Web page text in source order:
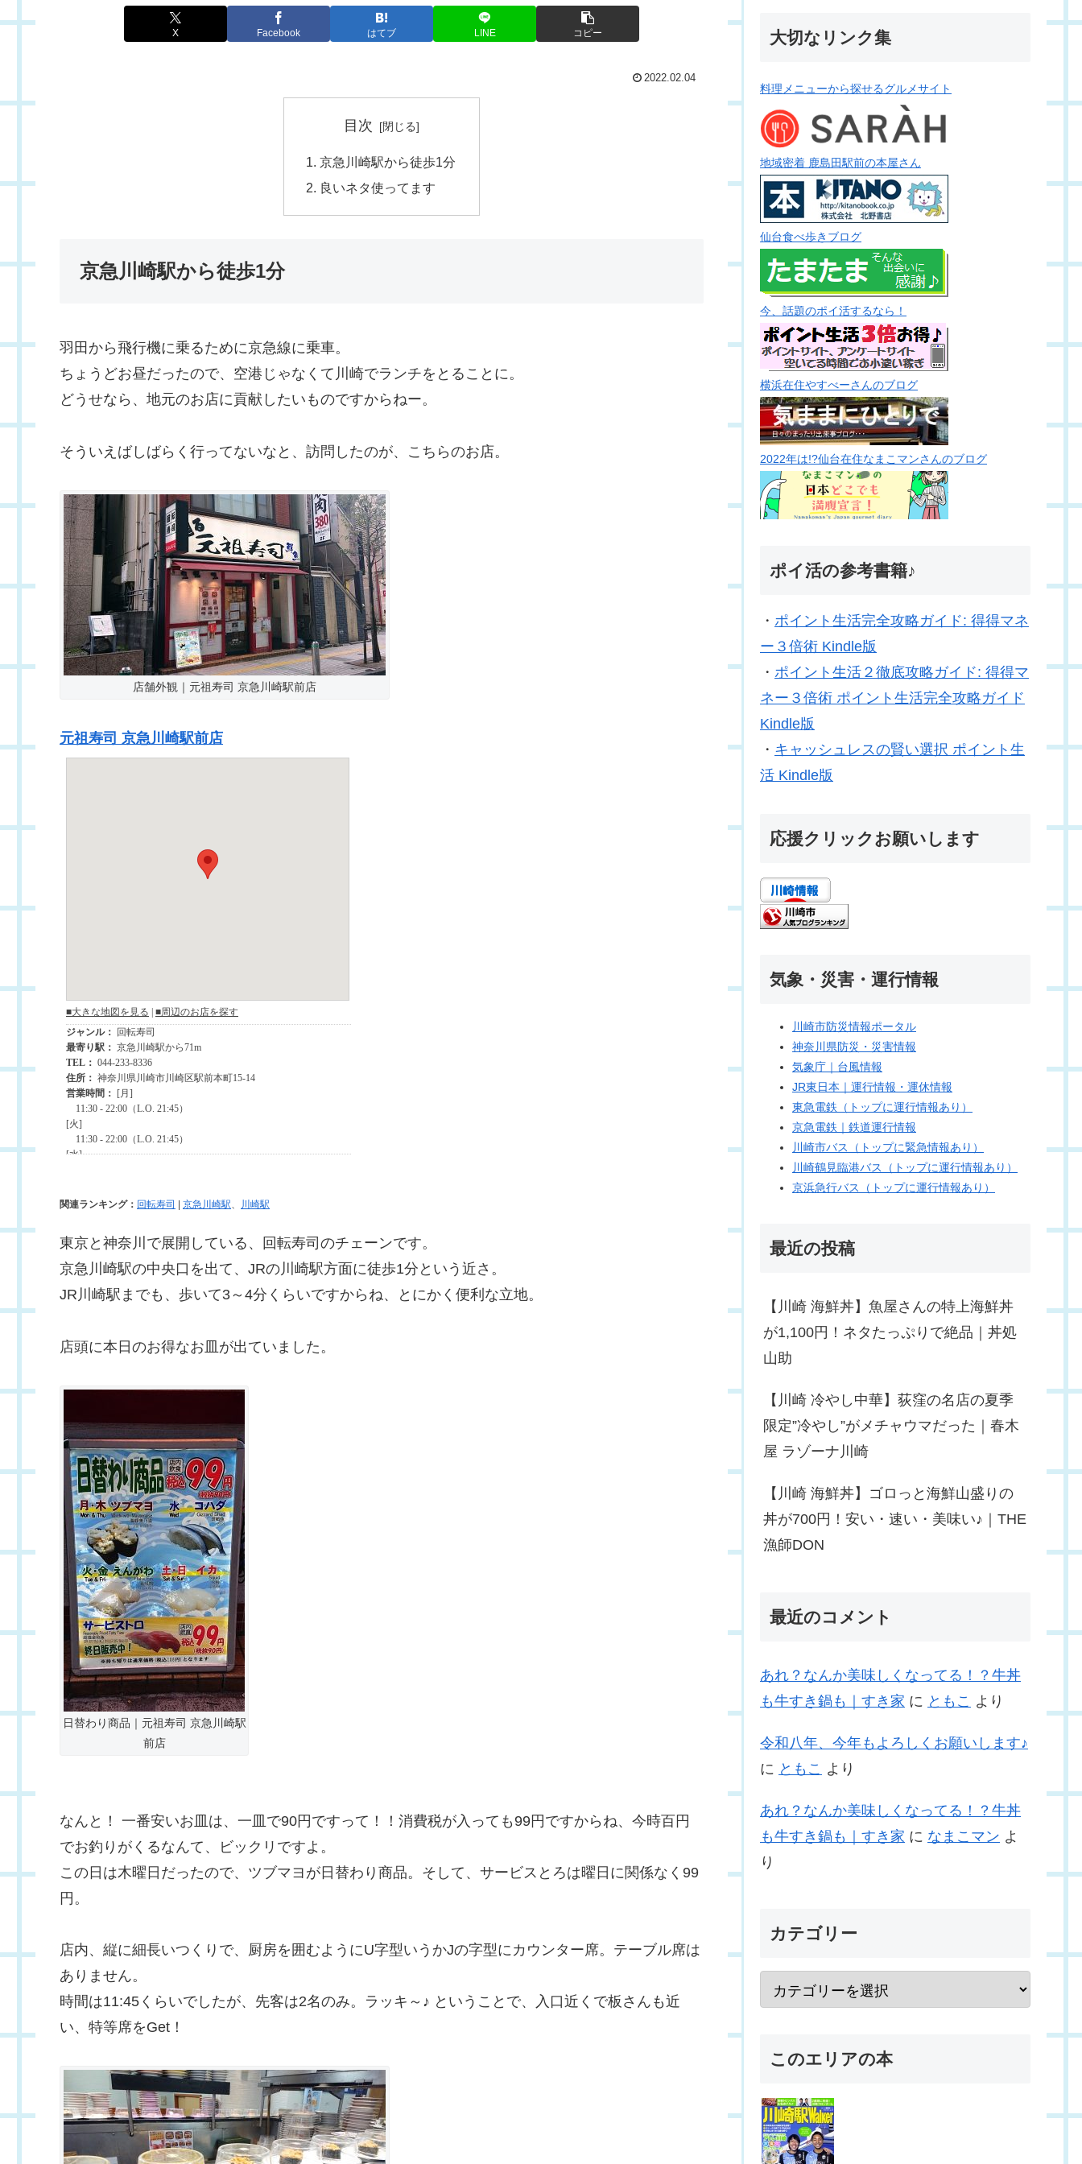
X Facebook はてブ LINE コピー
2022.02.04
目次
京急川崎駅から徒歩1分
良いネタ使ってます
京急川崎駅から徒歩1分
羽田から飛行機に乗るために京急線に乗車。
ちょうどお昼だったので、空港じゃなくて川崎でランチをとることに。
どうせなら、地元のお店に貢献したいものですからねー。
そういえばしばらく行ってないなと、訪問したのが、こちらのお店。
店舗外観｜元祖寿司 京急川崎駅前店
元祖寿司 京急川崎駅前店
関連ランキング： 回転寿司 | 京急川崎駅 川崎駅
東京と神奈川で展開している、回転寿司のチェーンです。
京急川崎駅の中央口を出て、JRの川崎駅方面に徒歩1分という近さ。
JR川崎駅までも、歩いて3～4分くらいですからね、とにかく便利な立地。
店頭に本日のお得なお皿が出ていました。
日替わり商品｜元祖寿司 京急川崎駅
前店
なんと！ 一番安いお皿は、一皿で90円ですって！！消費税が入っても99円ですからね、今時百円
でお釣りがくるなんて、ビックリですよ。
この日は木曜日だったので、ツブマヨが日替わり商品。そして、サービスとろは曜日に関係なく99
円。
店内、縦に細長いつくりで、厨房を囲むようにU字型いうかJの字型にカウンター席。テーブル席は
ありません。
時間は11:45くらいでしたが、先客は2名のみ。ラッキ～♪ ということで、入口近くで板さんも近
い、特等席をGet！
大切なリンク集
料理メニューから探せるグルメサイト
地域密着 鹿島田駅前の本屋さん
仙台食べ歩きブログ
今、話題のポイ活するなら！
横浜在住やすべーさんのブログ
2022年は!?仙台在住なまこマンさんのブログ
ポイ活の参考書籍♪
・ ポイント生活完全攻略ガイド: 得得マネ
ー３倍術 Kindle版
・ ポイント生活２徹底攻略ガイド: 得得マ
ネー３倍術 ポイント生活完全攻略ガイド
Kindle版
・ キャッシュレスの賢い選択 ポイント生
活 Kindle版
応援クリックお願いします
気象・災害・運行情報
川崎市防災情報ポータル
神奈川県防災・災害情報
気象庁｜台風情報
JR東日本｜運行情報・運休情報
東急電鉄（トップに運行情報あり）
京急電鉄｜鉄道運行情報
川崎市バス（トップに緊急情報あり）
川崎鶴見臨港バス（トップに運行情報あり）
京浜急行バス（トップに運行情報あり）
最近の投稿
【川崎 海鮮丼】魚屋さんの特上海鮮丼
が1,100円！ネタたっぷりで絶品｜丼処
山助
【川崎 冷やし中華】荻窪の名店の夏季
限定”冷やし”がメチャウマだった｜春木
屋 ラゾーナ川崎
【川崎 海鮮丼】ゴロっと海鮮山盛りの
丼が700円！安い・速い・美味い♪｜THE
漁師DON
最近のコメント
あれ？なんか美味しくなってる！？牛丼
も牛すき鍋も｜すき家 に ともこ より
令和八年、今年もよろしくお願いします♪
に ともこ より
あれ？なんか美味しくなってる！？牛丼
も牛すき鍋も｜すき家 に なまこマン よ
り
カテゴリー
このエリアの本